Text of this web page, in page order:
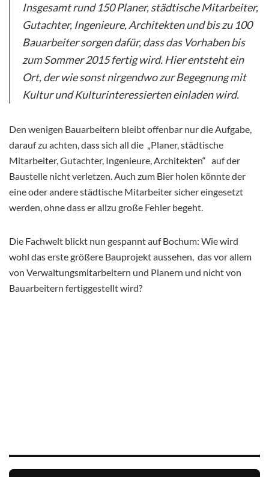
Insgesamt rund 150 Planer, städtische Mitarbeiter,
Gutachter, Ingenieure, Architekten und bis zu 100
Bauarbeiter sorgen dafür, dass das Vorhaben bis
zum Sommer 2015 fertig wird. Hier entsteht ein
Ort, der wie sonst nirgendwo zur Begegnung mit
Kultur und Kulturinteressierten einladen wird.
Den wenigen Bauarbeitern bleibt offenbar nur die Aufgabe,
darauf zu achten, dass sich all die „Planer, städtische
Mitarbeiter, Gutachter, Ingenieure, Architekten“ auf der
Baustelle nicht verletzen. Auch zum Bier holen könnte der
eine oder andere städtische Mitarbeiter sicher eingesetzt
werden, ohne dass er allzu große Fehler begeht.
Die Fachwelt blickt nun gespannt auf Bochum: Wie wird
wohl das erste größere Bauprojekt aussehen, das vor allem
von Verwaltungsmitarbeitern und Planern und nicht von
Bauarbeitern fertiggestellt wird?